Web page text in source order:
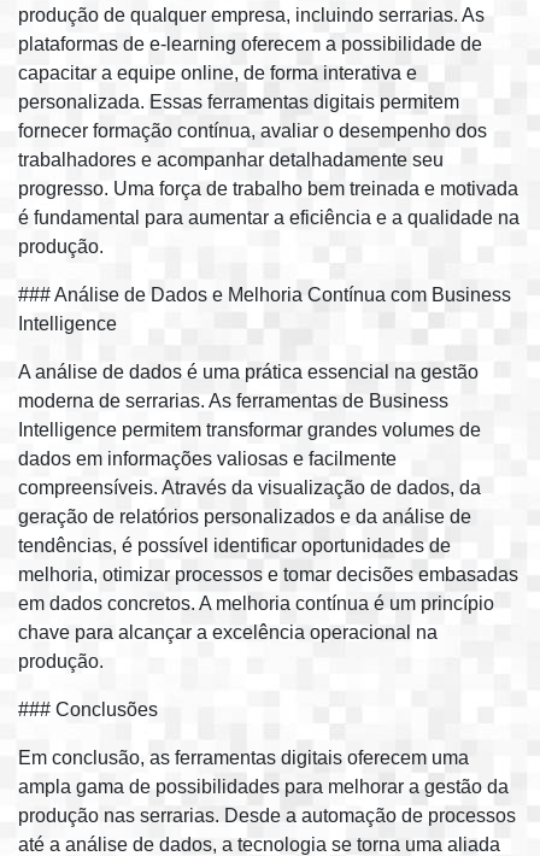
produção de qualquer empresa, incluindo serrarias. As
plataformas de e-learning oferecem a possibilidade de
capacitar a equipe online, de forma interativa e
personalizada. Essas ferramentas digitais permitem
fornecer formação contínua, avaliar o desempenho dos
trabalhadores e acompanhar detalhadamente seu
progresso. Uma força de trabalho bem treinada e motivada
é fundamental para aumentar a eficiência e a qualidade na
produção.
### Análise de Dados e Melhoria Contínua com Business
Intelligence
A análise de dados é uma prática essencial na gestão
moderna de serrarias. As ferramentas de Business
Intelligence permitem transformar grandes volumes de
dados em informações valiosas e facilmente
compreensíveis. Através da visualização de dados, da
geração de relatórios personalizados e da análise de
tendências, é possível identificar oportunidades de
melhoria, otimizar processos e tomar decisões embasadas
em dados concretos. A melhoria contínua é um princípio
chave para alcançar a excelência operacional na
produção.
### Conclusões
Em conclusão, as ferramentas digitais oferecem uma
ampla gama de possibilidades para melhorar a gestão da
produção nas serrarias. Desde a automação de processos
até a análise de dados, a tecnologia se torna uma aliada